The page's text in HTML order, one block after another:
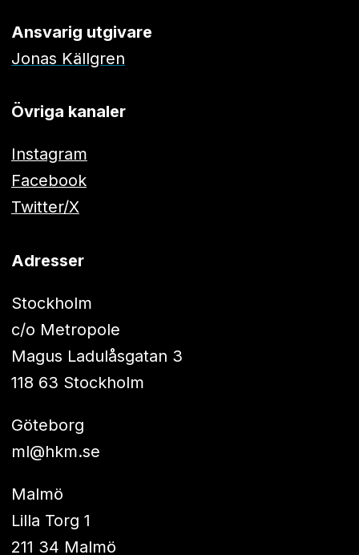
Ansvarig utgivare
Jonas Källgren
Övriga kanaler
Instagram
Facebook
Twitter/X
Adresser
Stockholm
c/o Metropole
Magus Ladulåsgatan 3
118 63 Stockholm
Göteborg
ml@hkm.se
Malmö
Lilla Torg 1
211 34 Malmö